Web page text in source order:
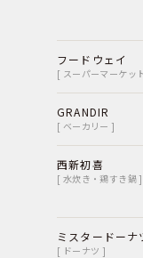
フードウェイ
[ スーパーマーケッ
GRANDIR
[ ベーカリー ]
西新初喜
[ 水炊き・鶏すき鍋 ]
ミスタードーナ
[ ドーナツ ]